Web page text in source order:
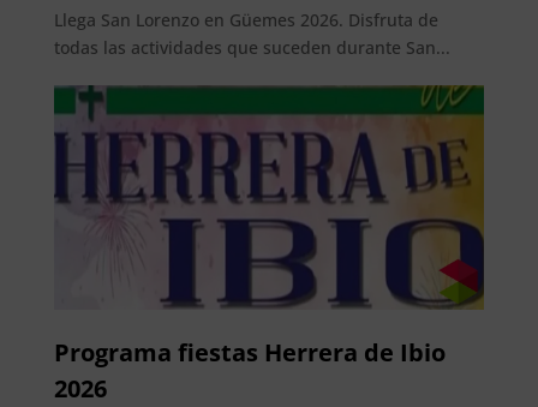
Llega San Lorenzo en Güemes 2026. Disfruta de
todas las actividades que suceden durante San...
Programa fiestas Herrera de Ibio
2026